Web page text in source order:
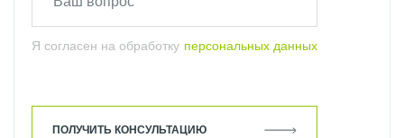
Я согласен на обработку персональных данных
ПОЛУЧИТЬ КОНСУЛЬТАЦИЮ